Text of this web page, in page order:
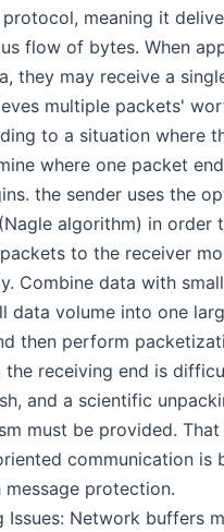
meaning it
flow of bytes. When
they may receive a
multiple packets'
to a situation where
where one packet
the sender uses the
algorithm) in order
to the receiver
Combine data with
data volume into one
then perform
the receiving end is
and a scientific
must be provided. That
communication is
message protection.
Issues: Network buffers